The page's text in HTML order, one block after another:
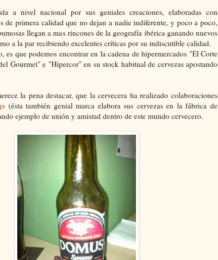
a nivel nacional por sus geniales creaciones, elaboradas con
de primera calidad que no dejan a nadie indiferente, y poco a poco,
llegan a mas rincones de la geografía ibérica ganando nuevos
a la par recibiendo excelentes críticas por su indiscutible calidad.
es que podemos encontrar en la cadena de hipermercados "El Corte
Gourmet" e "Hipercor" en su stock habitual de cervezas apostando
la pena destacar, que la cervecera ha realizado colaboraciones
(ésta también genial marca elabora sus cervezas en la fábrica de
ejemplo de unión y amistad dentro de este mundo cervecero.